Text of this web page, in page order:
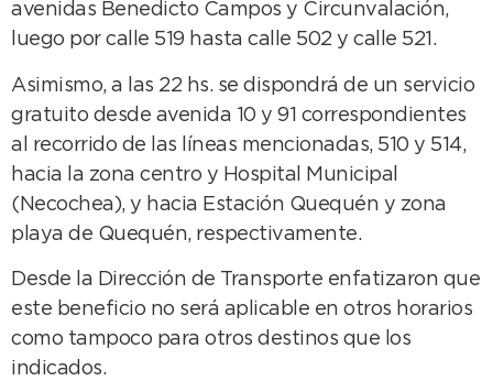
avenidas Benedicto Campos y Circunvalación,
luego por calle 519 hasta calle 502 y calle 521.
Asimismo, a las 22 hs. se dispondrá de un servicio
gratuito desde avenida 10 y 91 correspondientes
al recorrido de las líneas mencionadas, 510 y 514,
hacia la zona centro y Hospital Municipal
(Necochea), y hacia Estación Quequén y zona
playa de Quequén, respectivamente.
Desde la Dirección de Transporte enfatizaron que
este beneficio no será aplicable en otros horarios
como tampoco para otros destinos que los
indicados.